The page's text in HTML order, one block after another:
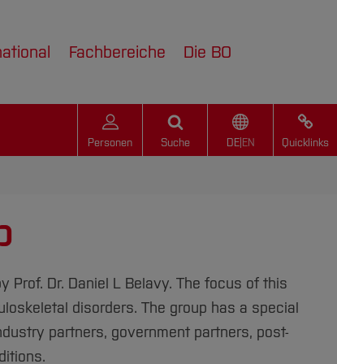
Fachbereiche Die BO
Personen Suche DE| EN Quicklinks
Prof. Dr. Daniel L Belavy. The focus of this
disorders. The group has a special
partners, government partners, post-